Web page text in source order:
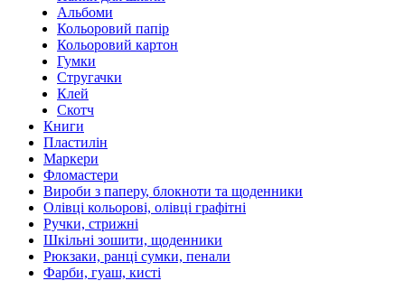
Альбоми
Кольоровий папір
Кольоровий картон
Гумки
Стругачки
Клей
Скотч
Книги
Пластилін
Маркери
Фломастери
Вироби з паперу, блокноти та щоденники
Олівці кольорові, олівці графітні
Ручки, стрижні
Шкільні зошити, щоденники
Рюкзаки, ранці сумки, пенали
Фарби, гуаш, кисті